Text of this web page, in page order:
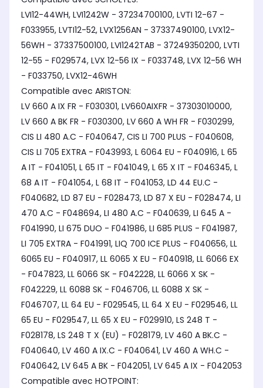
LVI12-44WH, LVI1242W - 37234700100, LVTI 12-67 -
F033955, LVTI12-52, LVX1256AN - 37337490100, LVX12-
56WH - 37337500100, LVI1242TAB - 37249350200, LVTI
12-55 - F029574, LVX 12-56 IX - F033748, LVX 12-56 WH
- F033750, LVX12-46WH
Compatible avec ARISTON:
LV 660 A IX FR - F030301, LV660AIXFR - 37303010000,
LV 660 A BK FR - F030300, LV 660 A WH FR - F030299,
CIS LI 480 A.C - F040647, CIS LI 700 PLUS - F040608,
CIS LI 705 EXTRA - F043993, L 6064 EU - F040916, L 65
A IT - F041051, L 65 IT - F041049, L 65 X IT - F046345, L
68 A IT - F041054, L 68 IT - F041053, LD 44 EU.C -
F040682, LD 87 EU - F028473, LD 87 X EU - F028474, LI
470 A.C - F048694, LI 480 A.C - F040639, LI 645 A -
F041990, LI 675 DUO - F041986, LI 685 PLUS - F041987,
LI 705 EXTRA - F041991, LIQ 700 ICE PLUS - F040656, LL
6065 EU - F040917, LL 6065 X EU - F040918, LL 6066 EX
- F047823, LL 6066 SK - F042228, LL 6066 X SK -
F042229, LL 6088 SK - F046706, LL 6088 X SK -
F046707, LL 64 EU - F029545, LL 64 X EU - F029546, LL
65 EU - F029547, LL 65 X EU - F029910, LS 248 T -
F028178, LS 248 T X (EU) - F028179, LV 460 A BK.C -
F040640, LV 460 A IX.C - F040641, LV 460 A WH.C -
F040642, LV 645 A BK - F042051, LV 645 A IX - F042053
Compatible avec HOTPOINT: